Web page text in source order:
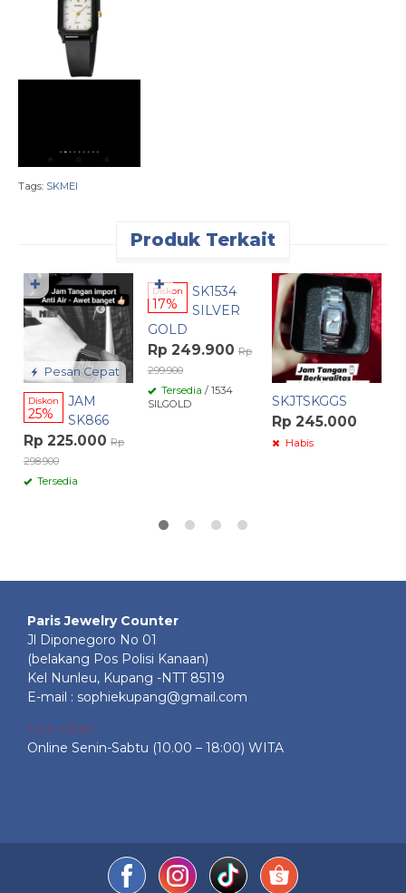
Tags: SKMEI
Produk Terkait
Pesan Cepat
Diskon
25%
JAM
SK866
Rp 225.000 Rp
298.900
Tersedia
✚ Diskon
17%
SK1534
SILVER
GOLD
Rp 249.900 Rp
299.900
Tersedia / 1534
SILGOLD
✚
SKJTSKGGS
Rp 245.000
Habis
Paris Jewelry Counter
Jl Diponegoro No 01
(belakang Pos Polisi Kanaan)
Kel Nunleu, Kupang -NTT 85119
E-mail : sophiekupang@gmail.com
Live Chat
Online Senin-Sabtu (10.00 – 18:00) WITA